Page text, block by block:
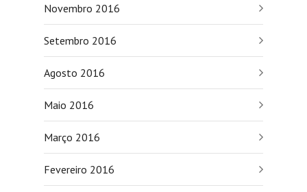
Novembro 2016
Setembro 2016
Agosto 2016
Maio 2016
Março 2016
Fevereiro 2016